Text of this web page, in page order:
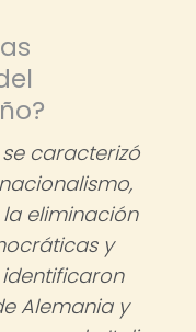
caracterizó
eliminación
y
Alemania y